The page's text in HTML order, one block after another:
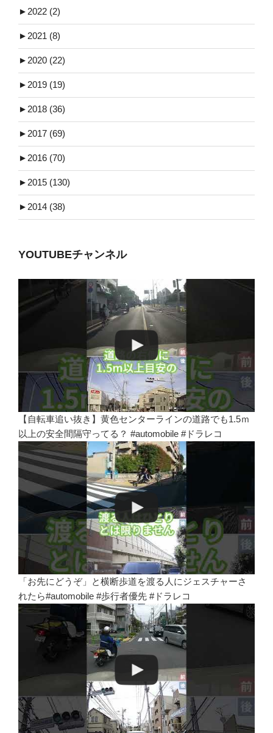
► 2022 (2)
► 2021 (8)
► 2020 (22)
► 2019 (19)
► 2018 (36)
► 2017 (69)
► 2016 (70)
► 2015 (130)
► 2014 (38)
YOUTUBEチャンネル
【自転車追い抜き】黄色センターラインの道路でも1.5ｍ
以上の安全間隔守ってる？ #automobile #ドラレコ
「お先にどうぞ」と横断歩道を渡る人にジェスチャーさ
れたら#automobile #歩行者優先 #ドラレコ